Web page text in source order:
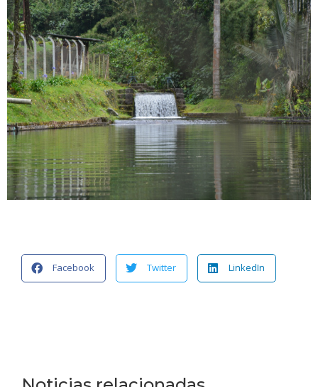
Facebook Twitter LinkedIn